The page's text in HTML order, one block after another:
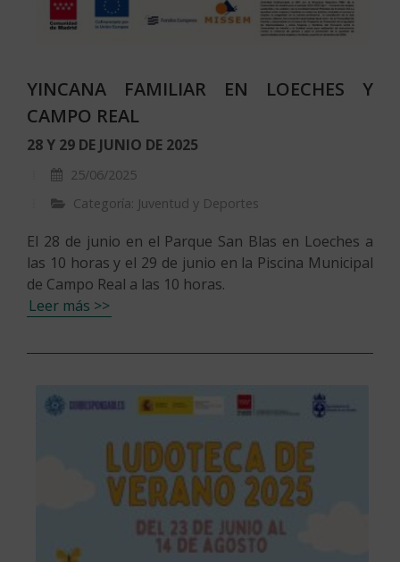
YINCANA FAMILIAR EN LOECHES Y
CAMPO REAL
28 Y 29 DE JUNIO DE 2025
25/06/2025
Categoría: Juventud y Deportes
El 28 de junio en el Parque San Blas en Loeches a
las 10 horas y el 29 de junio en la Piscina Municipal
de Campo Real a las 10 horas.
Leer más >>